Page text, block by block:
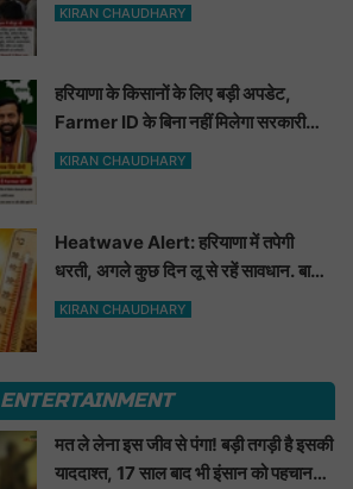
KIRAN CHAUDHARY
हरियाणा के किसानों के लिए बड़ी अपडेट,
Farmer ID के बिना नहीं मिलेगा सरकारी
फायदा
KIRAN CHAUDHARY
Heatwave Alert: हरियाणा में तपेगी
धरती, अगले कुछ दिन लू से रहें सावधान. बारिश
के बाद फिर बदलेगा मौसम
KIRAN CHAUDHARY
ENTERTAINMENT
मत ले लेना इस जीव से पंगा! बड़ी तगड़ी है इसकी
याददाश्त, 17 साल बाद भी इंसान को पहचानकर